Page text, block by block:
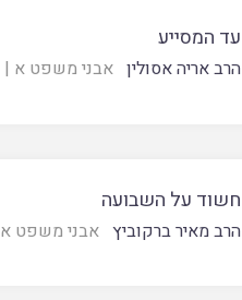
עד המסייע
הרב אריה אסולין אבני משפט א |
חשוד על השבועה
הרב מאיר ברקוביץ אבני משפט א